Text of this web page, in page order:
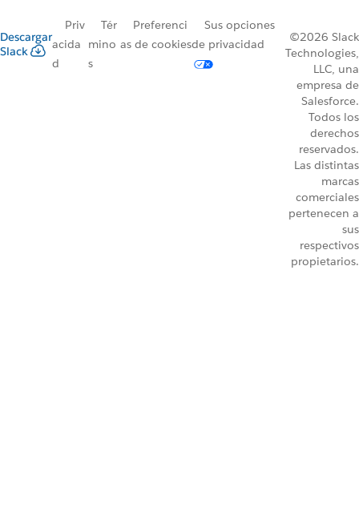
Descargar
Slack
Priv
acida
d
Tér
mino
s
Preferenci
as de cookies
Sus opciones
de privacidad
©2026 Slack
Technologies,
LLC, una
empresa de
Salesforce.
Todos los
derechos
reservados.
Las distintas
marcas
comerciales
pertenecen a
sus
respectivos
propietarios.